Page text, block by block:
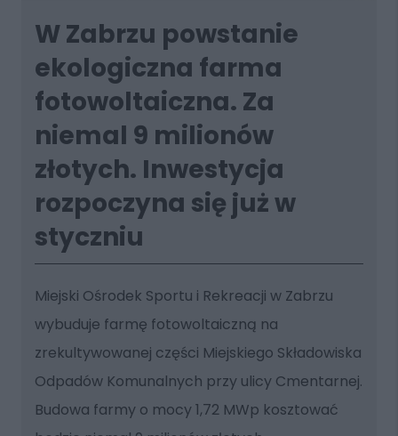
W Zabrzu powstanie
ekologiczna farma
fotowoltaiczna. Za
niemal 9 milionów
złotych. Inwestycja
rozpoczyna się już w
styczniu
Miejski Ośrodek Sportu i Rekreacji w Zabrzu
wybuduje farmę fotowoltaiczną na
zrekultywowanej części Miejskiego Składowiska
Odpadów Komunalnych przy ulicy Cmentarnej.
Budowa farmy o mocy 1,72 MWp kosztować